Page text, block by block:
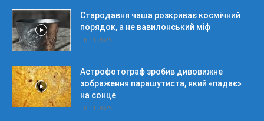
Стародавня чаша розкриває космічний
порядок, а не вавилонський міф
16.11.2025
Астрофотограф зробив дивовижне
зображення парашутиста, який «падає»
на сонце
16.11.2025